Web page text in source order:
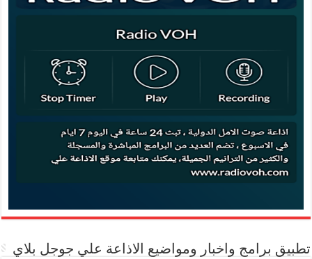
تطبيق برامج واخبار ومواضيع الاذاعة علي جوجل بلاي